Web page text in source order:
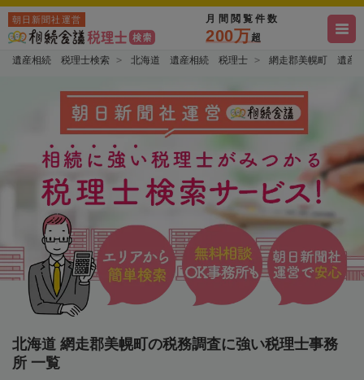
朝日新聞社運営 月間閲覧件数
200万超
遺産相続 税理士検索 北海道 遺産相続 税理士 網走郡美幌町 遺産
北海道 網走郡美幌町の税務調査に強い税理士事務
所 一覧